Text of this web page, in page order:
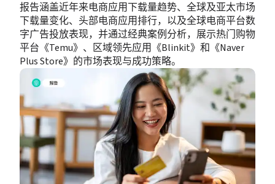
报告涵盖近年来电商应用下载量趋势、全球及亚太市场
下载量变化、头部电商应用排行，以及全球电商平台数
字广告投放表现，并通过经典案例分析，展示热门购物
平台《Temu》、区域领先应用《Blinkit》和《Naver
Plus Store》的市场表现与成功策略。